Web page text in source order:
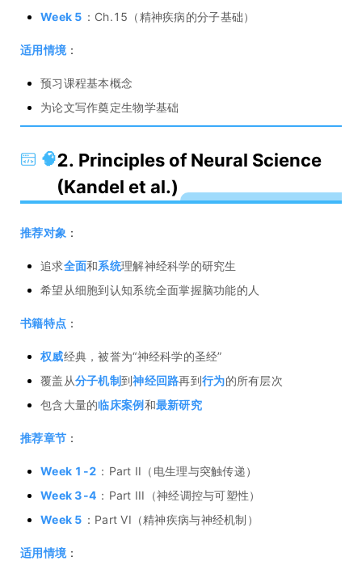
Week 5 ：Ch.15（精神疾病的分子基础）
适用情境 ：
预习课程基本概念
为论文写作奠定生物学基础
🧠2. Principles of Neural Science
(Kandel et al.)
推荐对象 ：
追求全面和系统理解神经科学的研究生
希望从细胞到认知系统全面掌握脑功能的人
书籍特点 ：
权威经典，被誉为“神经科学的圣经”
覆盖从分子机制到神经回路再到行为的所有层次
包含大量的临床案例和最新研究
推荐章节 ：
Week 1-2 ：Part II（电生理与突触传递）
Week 3-4 ：Part III（神经调控与可塑性）
Week 5 ：Part VI（精神疾病与神经机制）
适用情境 ：